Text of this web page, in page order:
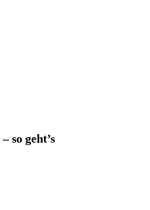
so geht’s